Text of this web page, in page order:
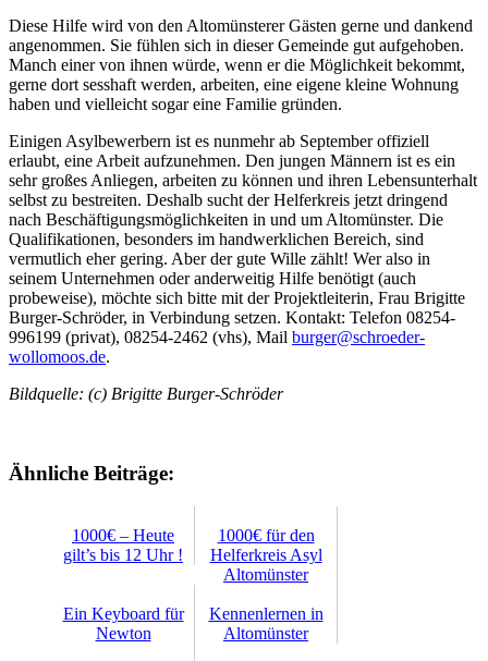
Diese Hilfe wird von den Altomünsterer Gästen gerne und dankend
angenommen. Sie fühlen sich in dieser Gemeinde gut aufgehoben.
Manch einer von ihnen würde, wenn er die Möglichkeit bekommt,
gerne dort sesshaft werden, arbeiten, eine eigene kleine Wohnung
haben und vielleicht sogar eine Familie gründen.
Einigen Asylbewerbern ist es nunmehr ab September offiziell
erlaubt, eine Arbeit aufzunehmen. Den jungen Männern ist es ein
sehr großes Anliegen, arbeiten zu können und ihren Lebensunterhalt
selbst zu bestreiten. Deshalb sucht der Helferkreis jetzt dringend
nach Beschäftigungsmöglichkeiten in und um Altomünster. Die
Qualifikationen, besonders im handwerklichen Bereich, sind
vermutlich eher gering. Aber der gute Wille zählt! Wer also in
seinem Unternehmen oder anderweitig Hilfe benötigt (auch
probeweise), möchte sich bitte mit der Projektleiterin, Frau Brigitte
Burger-Schröder, in Verbindung setzen. Kontakt: Telefon 08254-
996199 (privat), 08254-2462 (vhs), Mail burger@schroeder-
wollomoos.de.
Bildquelle: (c) Brigitte Burger-Schröder
Ähnliche Beiträge:
1000€ – Heute
gilt’s bis 12 Uhr !
1000€ für den
Helferkreis Asyl
Altomünster
Ein Keyboard für
Newton
Kennenlernen in
Altomünster